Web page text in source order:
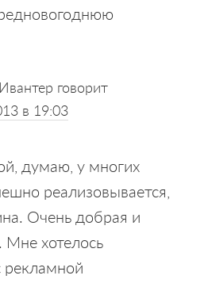
говорит
в 19:03
думаю, у многих
реализовывается,
Очень добрая и
Мне хотелось
рекламной